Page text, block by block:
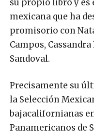
su propio libro y es
mexicana que ha
promisorio con
Campos,
Sandoval.
Precisamente su
la Selección
bajacalifornianas
Panamericanos de